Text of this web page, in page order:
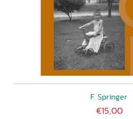
F. Springer
€15,00